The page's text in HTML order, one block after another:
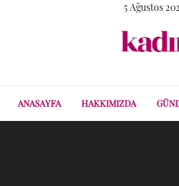
5 Ağustos
ANASAYFA HAKKIMIZDA